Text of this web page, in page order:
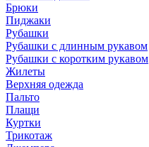
Брюки
Пиджаки
Рубашки
Рубашки с длинным рукавом
Рубашки с коротким рукавом
Жилеты
Верхняя одежда
Пальто
Плащи
Куртки
Трикотаж